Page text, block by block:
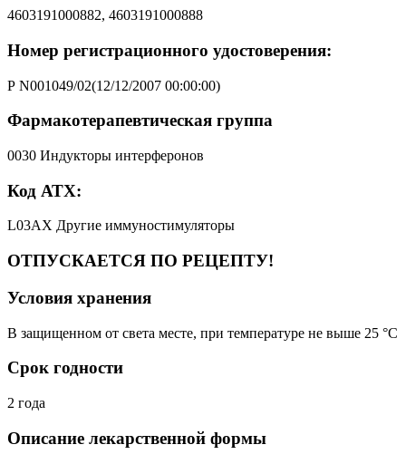
4603191000882, 4603191000888
Номер регистрационного удостоверения:
Р N001049/02(12/12/2007 00:00:00)
Фармакотерапевтическая группа
0030 Индукторы интерферонов
Код АТХ:
L03AX Другие иммуностимуляторы
ОТПУСКАЕТСЯ ПО РЕЦЕПТУ!
Условия хранения
В защищенном от света месте, при температуре не выше 25 °C
Срок годности
2 года
Описание лекарственной формы